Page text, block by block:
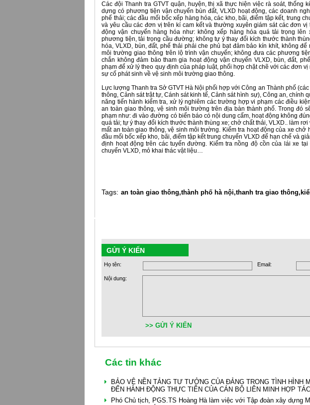
Các đội Thanh tra GTVT quận, huyện, thị xã thực hiện việc rà soát, thống
dựng có phương tiện vận chuyển bùn đất, VLXD hoạt động, các doanh
phế thải; các đầu mối bốc xếp hàng hóa, các kho, bãi, điểm tập kết, trung
và yêu cầu các đơn vị trên kí cam kết và thường xuyên giám sát các đơn
động vận chuyển hàng hóa như: không xếp hàng hóa quá tải trọng
phương tiện, tải trọng cầu đường; không tự ý thay đổi kích thước thành
hóa, VLXD, bùn, đất, phế thải phải che phủ bạt đảm bảo kín khít, không
môi trường giao thông trên lộ trình vận chuyển; không đưa các phương
chắn không đảm bảo tham gia hoạt động vận chuyển VLXD, bùn, đất,
phạm để xử lý theo quy định của pháp luật, phối hợp chặt chẽ với các đơn
sự cố phát sinh về vệ sinh môi trường giao thông.
Lực lượng Thanh tra Sở GTVT Hà Nội phối hợp với Công an Thành phố
thông, Cảnh sát trật tự, Cánh sát kinh tế, Cảnh sát hình sự), Công an,
năng tiến hành kiểm tra, xử lý nghiêm các trường hợp vi phạm các điều
an toàn giao thông, vệ sinh môi trường trên địa bàn thành phố. Trong đó
phạm như: đi vào đường có biển báo có nội dung cấm, hoạt động không
quá tải; tự ý thay đổi kích thước thành thùng xe; chở chất thải, VLXD.. làm
mất an toàn giao thông, vệ sinh môi trường. Kiểm tra hoạt động của xe chở
đầu mối bốc xếp kho, bãi, điểm tập kết trung chuyển VLXD để hạn chế và
định hoạt động trên các tuyến đường. Kiểm tra nồng độ cồn của lái xe
chuyển VLXD, mỏ khai thác vật liệu…
Tags: an toàn giao thông,thành phố hà nội,thanh tra giao thông,
GỬI Ý KIẾN
Họ tên: Email:
Nội dung:
>> GỬI Ý KIẾN
Các tin khác
BẢO VỆ NỀN TẢNG TƯ TƯỞNG CỦA ĐẢNG TRONG TÌNH HÌNH
ĐẾN HÀNH ĐỘNG THỰC TIỄN CỦA CÁN BỘ LIÊN MINH HỢP
Phó Chủ tịch, PGS.TS Hoàng Hà làm việc với Tập đoàn xây dựng